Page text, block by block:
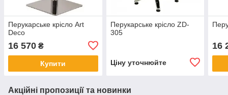
Перукарське крісло Art
Deco
16 570 ₴
Купити
Перукарське крісло ZD-
305
Ціну уточнюйте
16
Акційні пропозиції та новинки